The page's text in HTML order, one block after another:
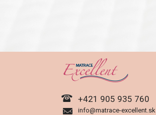
+421 905 935 760
info@matrace-excellent.sk